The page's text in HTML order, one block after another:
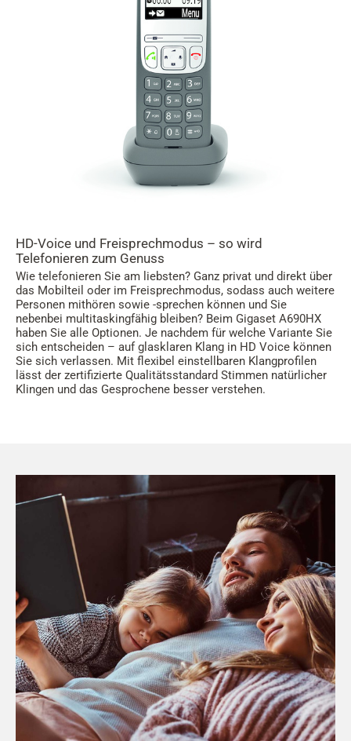
HD-Voice und Freisprechmodus – so wird
Telefonieren zum Genuss
Wie telefonieren Sie am liebsten? Ganz privat und direkt über
das Mobilteil oder im Freisprechmodus, sodass auch weitere
Personen mithören sowie -sprechen können und Sie
nebenbei multitaskingfähig bleiben? Beim Gigaset A690HX
haben Sie alle Optionen. Je nachdem für welche Variante Sie
sich entscheiden – auf glasklaren Klang in HD Voice können
Sie sich verlassen. Mit flexibel einstellbaren Klangprofilen
lässt der zertifizierte Qualitätsstandard Stimmen natürlicher
Klingen und das Gesprochene besser verstehen.